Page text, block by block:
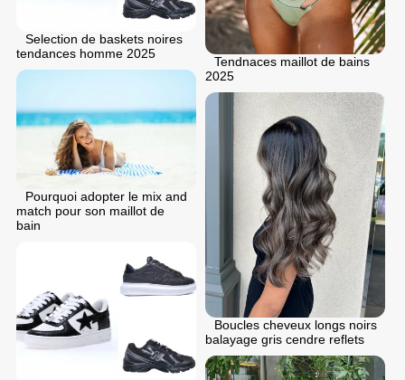
Tendnaces maillot de bains
2025
Selection de baskets noires
tendances homme 2025
Pourquoi adopter le mix and
match pour son maillot de
bain
Boucles cheveux longs noirs
balayage gris cendre reflets